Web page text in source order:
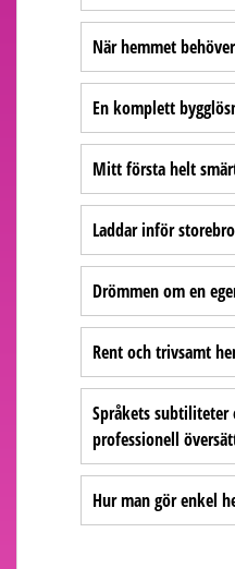
När hemmet
En komplett
Mitt första helt
Laddar inför
Drömmen om en
Rent och trivsamt
Språkets subtiliteter
professionell
Hur man gör enkel